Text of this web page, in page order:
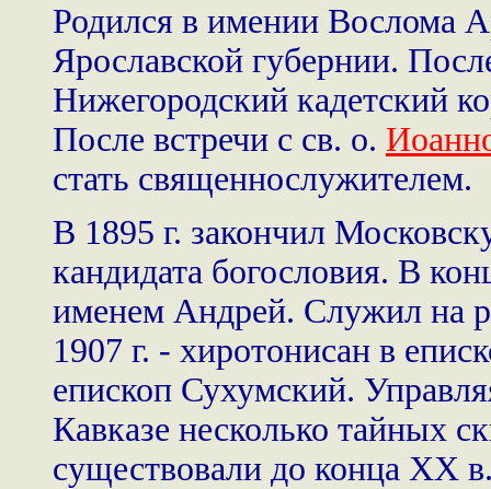
Родился в имении Вослома
Ярославской губернии.
Нижегородский кадетский
После встречи с св. о.
стать священнослужителем.
В 1895 г. закончил
кандидата богословия. В
именем Андрей. Служил на
1907 г. - хиротонисан в
епископ Сухумский.
Кавказе несколько тайных
существовали до конца XX